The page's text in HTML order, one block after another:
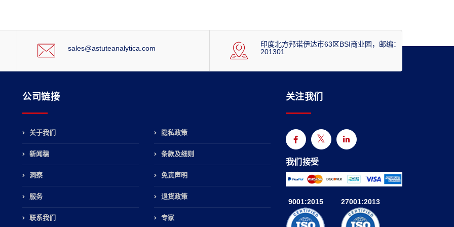
sales@astuteanalytica.com
印度北方邦诺伊达市63区BSI商业园，邮编：
201301
公司链接
关于我们
新闻稿
洞察
服务
联系我们
隐私政策
条款及细则
免责声明
退货政策
专家
关注我们
我们接受
9001:2015 27001:2013